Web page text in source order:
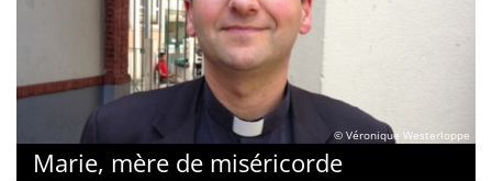
© Véronique Westerloppe
Marie, mère de miséricorde